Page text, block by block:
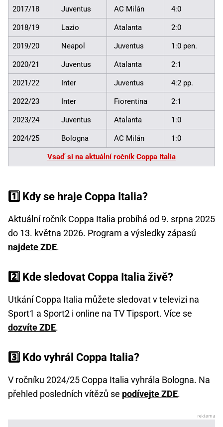
2017/18 Juventus AC Milán 4:0
2018/19 Lazio Atalanta 2:0
2019/20 Neapol Juventus 1:0 pen.
2020/21 Juventus Atalanta 2:1
2021/22 Inter Juventus 4:2 pp.
2022/23 Inter Fiorentina 2:1
2023/24 Juventus Atalanta 1:0
2024/25 Bologna AC Milán 1:0
Vsaď si na aktuální ročník Coppa Italia
1️⃣ Kdy se hraje Coppa Italia?
Aktuální ročník Coppa Italia probíhá od 9. srpna 2025
do 13. května 2026. Program a výsledky zápasů
najdete ZDE.
2️⃣ Kde sledovat Coppa Italia živě?
Utkání Coppa Italia můžete sledovat v televizi na
Sport1 a Sport2 i online na TV Tipsport. Více se
dozvíte ZDE.
3️⃣ Kdo vyhrál Coppa Italia?
V ročníku 2024/25 Coppa Italia vyhrála Bologna. Na
přehled posledních vítězů se podívejte ZDE.